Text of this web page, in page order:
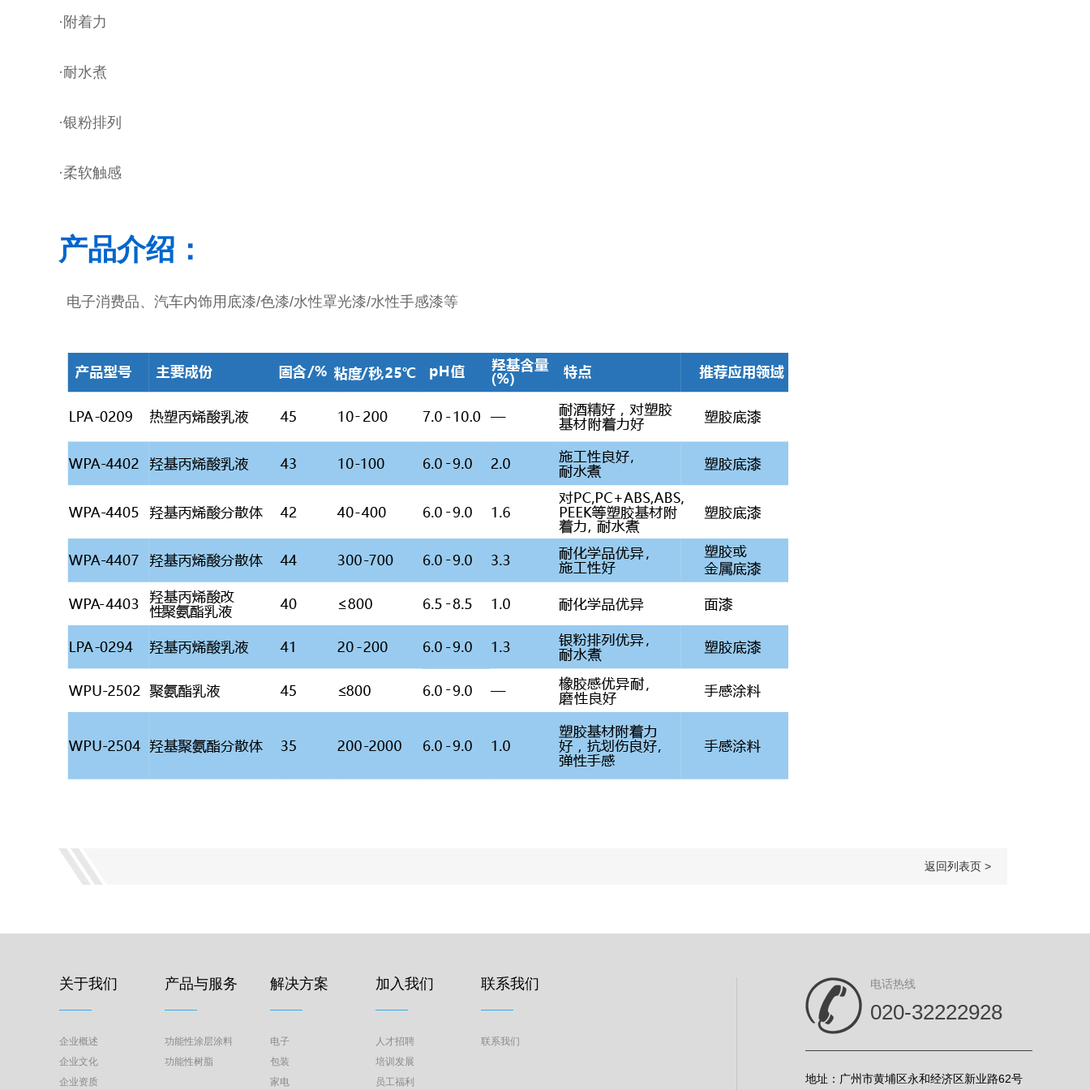
·附着力
·耐水煮
·银粉排列
·柔软触感
产品介绍：
电子消费品、汽车内饰用底漆/色漆/水性罩光漆/水性手感漆等
返回列表页 >
关于我们
企业概述
企业文化
企业资质
产品与服务
功能性涂层涂料
功能性树脂
解决方案
电子
包装
家电
加入我们
人才招聘
培训发展
员工福利
联系我们
联系我们
电话热线
020-32222928
地址：广州市黄埔区永和经济区新业路62号